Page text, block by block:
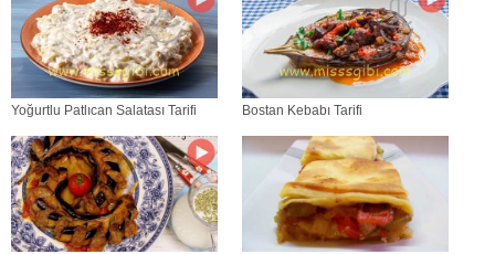
Yoğurtlu Patlıcan Salatası Tarifi Bostan Kebabı Tarifi